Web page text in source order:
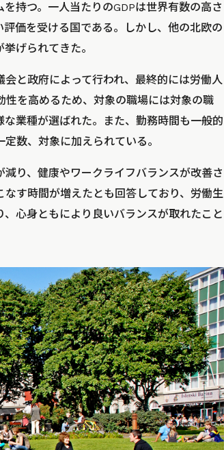
持つ。一人当たりのGDPは世界有数の高さ
価を受ける国である。しかし、他の北欧の
げられてきた。
と政府によって行われ、最終的には労働人
を高めるため、対象の職場には対象の職
業種が選ばれた。また、勤務時間も一般的
数、対象に加えられている。
り、健康やワークライフバランスが改善さ
す時間が増えたとも回答しており、労働生
心身ともにより良いバランスが取れたこと